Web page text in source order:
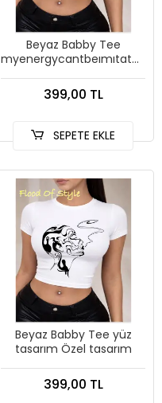
Beyaz Babby Tee
myenergycantbeımıtated
399,00 TL
SEPETE EKLE
Beyaz Babby Tee yüz
tasarım Özel tasarım
399,00 TL